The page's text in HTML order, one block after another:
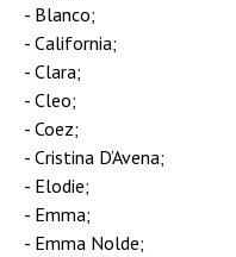
Blanco;
California;
Clara;
Cleo;
Coez;
Cristina D’Avena;
Elodie;
Emma;
Emma Nolde;